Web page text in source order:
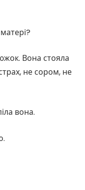
Вона стояла
не сором, не
вона.